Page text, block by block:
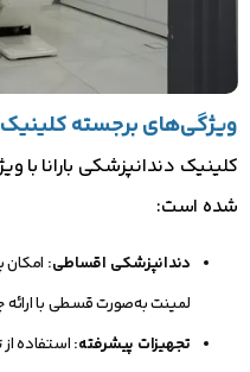
ویژگی‌های برجسته کلینیک
کلینیک دندانپزشکی بارانا با
شده است:
دندانپزشکی اقساطی: امکان
لمینت به‌صورت قسطی با
تجهیزات پیشرفته: استفاده